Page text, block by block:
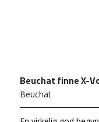
Beuchat finne X-
Beuchat